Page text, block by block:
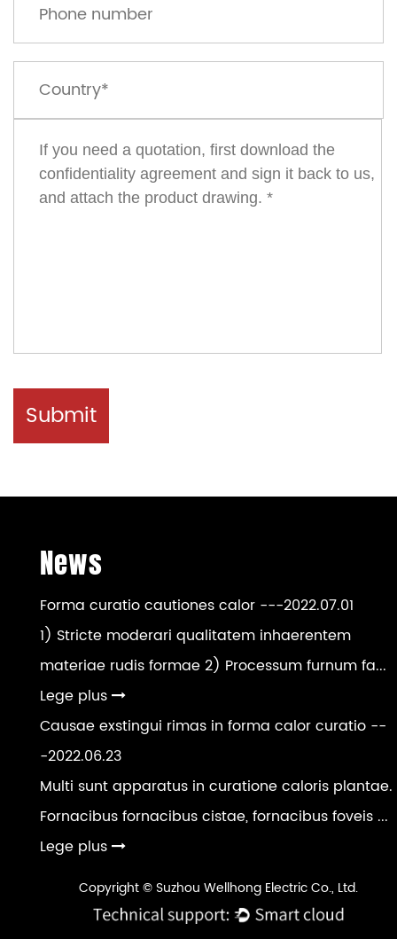
News
Forma curatio cautiones calor ---2022.07.01
1) Stricte moderari qualitatem inhaerentem
materiae rudis formae 2) Processum furnum fa...
Lege plus
Causae exstingui rimas in forma calor curatio --
-2022.06.23
Multi sunt apparatus in curatione caloris plantae.
Fornacibus fornacibus cistae, fornacibus foveis ...
Lege plus
Copyright © Suzhou Wellhong Electric Co., Ltd.